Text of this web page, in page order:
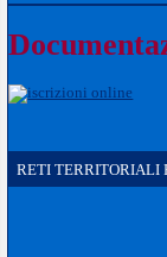
RETI TERRITORIALI